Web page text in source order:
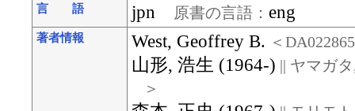
言 語
jpn 原書の言語： eng
著者情報 West, Geoffrey B. ＜
山形, 浩生 (1964-) || ヤマガ
＞